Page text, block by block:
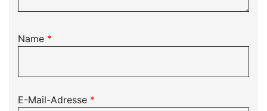
Name *
E-Mail-Adresse *